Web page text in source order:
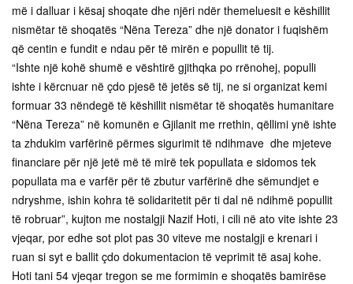
më i dalluar i kësaj shoqate dhe njëri ndër themeluesit e këshillit
nismëtar të shoqatës “Nëna Tereza” dhe një donator i fuqishëm
që centin e fundit e ndau për të mirën e popullit të tij.
“Ishte një kohë shumë e vështirë gjithqka po rrënohej, populli
ishte i kërcnuar në çdo pjesë të jetës së tij, ne si organizat kemi
formuar 33 nëndegë të këshillit nismëtar të shoqatës humanitare
“Nëna Tereza” në komunën e Gjilanit me rrethin, qëllimi ynë ishte
ta zhdukim varfërinë përmes sigurimit të ndihmave dhe mjeteve
financiare për një jetë më të mirë tek popullata e sidomos tek
popullata ma e varfër për të zbutur varfërinë dhe sëmundjet e
ndryshme, ishin kohra të solidaritetit për ti dal në ndihmë popullit
të robruar”, kujton me nostalgji Nazif Hoti, i cili në ato vite ishte 23
vjeqar, por edhe sot plot pas 30 viteve me nostalgji e krenari i
ruan si syt e ballit çdo dokumentacion të veprimit të asaj kohe.
Hoti tani 54 vjeqar tregon se me formimin e shoqatës bamirëse